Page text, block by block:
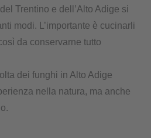
Trentino e dell’Alto Adige si
modi. L’importante è cucinarli
da conservarne tutto
dei funghi in Alto Adige
nella natura, ma anche